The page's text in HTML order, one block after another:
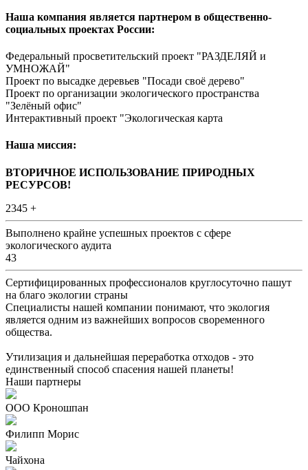
Наша компания является партнером в общественно-
социальных проектах России:
Федеральный просветительский проект "РАЗДЕЛЯЙ и
УМНОЖАЙ"
Проект по высадке деревьев "Посади своё дерево"
Проект по организации экологического пространства
"Зелёный офис"
Интерактивный проект "Экологическая карта
Наша миссия:
ВТОРИЧНОЕ ИСПОЛЬЗОВАНИЕ ПРИРОДНЫХ
РЕСУРСОВ!
2345 +
Выполнено крайне успешных проектов с сфере
экологического аудита
43
Сертифицированных профессионалов круглосуточно пашут
на благо экологии страны
Специалисты нашей компании понимают, что экология
является одним из важнейших вопросов своременного
общества.
Утилизация и дальнейшая переработка отходов - это
единственный способ спасения нашей планеты!
Наши партнеры
ООО Кроношпан
Филипп Морис
Чайхона